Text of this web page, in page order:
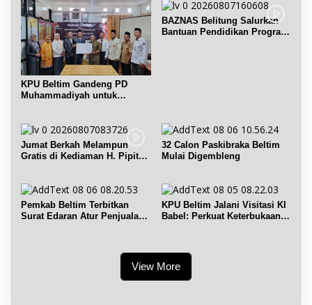
KPU Beltim Gandeng PD
Muhammadiyah untuk
BAZNAS Belitung Salurkan
Bantuan Pendidikan Program
Jumat Berkah Melampun
Gratis di Kediaman H. Pipit
32 Calon Paskibraka Beltim
Mulai Digembleng
Pemkab Beltim Terbitkan
Surat Edaran Atur Penjualan
KPU Beltim Jalani Visitasi KI
Babel: Perkuat Keterbukaan
View More